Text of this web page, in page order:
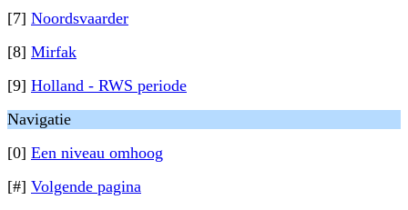
[7] Noordsvaarder
[8] Mirfak
[9] Holland - RWS periode
Navigatie
[0] Een niveau omhoog
[#] Volgende pagina